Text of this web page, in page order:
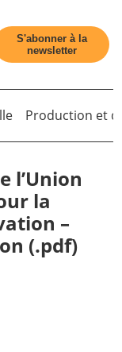
S'abonner à la
newsletter
Production et
l’Union
la
–
(.pdf)